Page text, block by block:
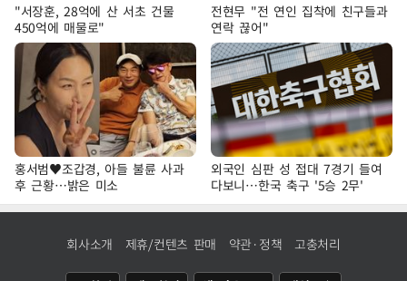
"서장훈, 28억에 산 서초 건물
450억에 매물로"
전현무 "전 연인 집착에 친구들과
연락 끊어"
홍서범♥조갑경, 아들 불륜 사과
후 근황…밝은 미소
외국인 심판 성 접대 7경기 들여
다보니…한국 축구 '5승 2무'
회사소개 제휴/컨텐츠 판매 약관·정책 고충처리